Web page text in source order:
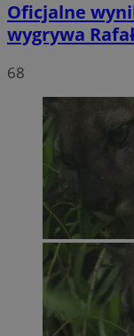
Oficjalne
wygrywa
68